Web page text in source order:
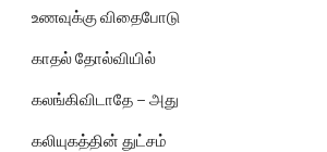
உணவுக்கு விதைபோடு
காதல் தோல்வியில்
கலங்கிவிடாதே – அது
கலியுகத்தின் துட்சம்